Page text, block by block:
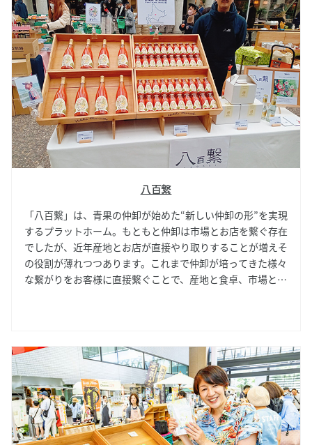
八百繋
「八百繋」は、青果の仲卸が始めた“新しい仲卸の形”を実現
するプラットホーム。もともと仲卸は市場とお店を繋ぐ存在
でしたが、近年産地とお店が直接やり取りすることが増えそ
の役割が薄れつつあります。これまで仲卸が培ってきた様々
な繋がりをお客様に直接繋ぐことで、産地と食卓、市場と地
んしか作れないオリジナルブランドミニトマト「Minami」
の100％ストレートジュースを販売します。